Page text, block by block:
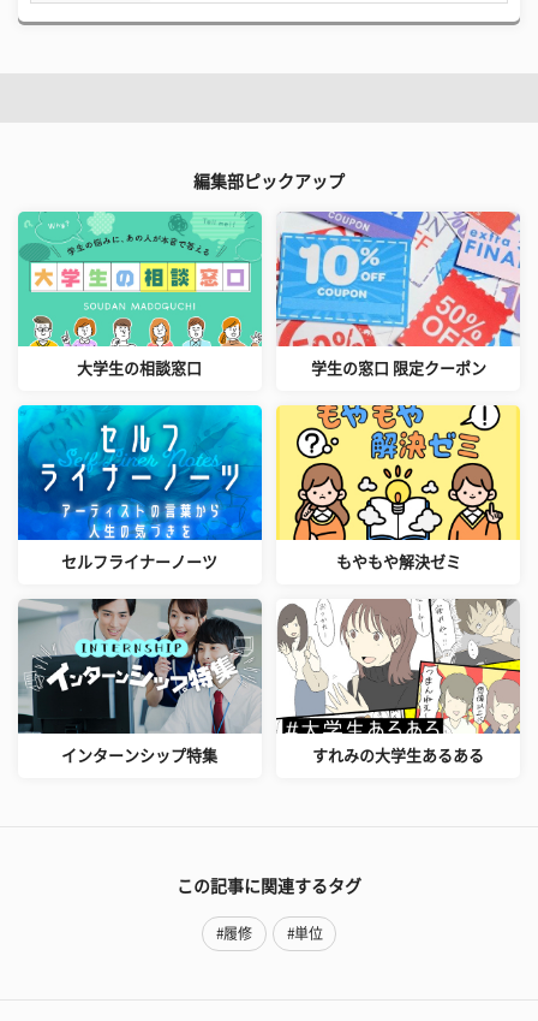
編集部ピックアップ
大学生の相談窓口 学生の窓口 限定クーポン
セルフライナーノーツ もやもや解決ゼミ
インターンシップ特集 すれみの大学生あるある
この記事に関連するタグ
#履修 #単位